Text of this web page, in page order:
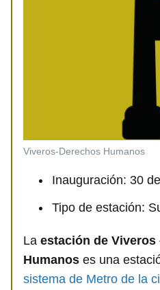
Viveros-Derechos Humanos
Inauguración: 30
Tipo de estación:
La estación de Viveros
Humanos es una
sistema de Metro de la